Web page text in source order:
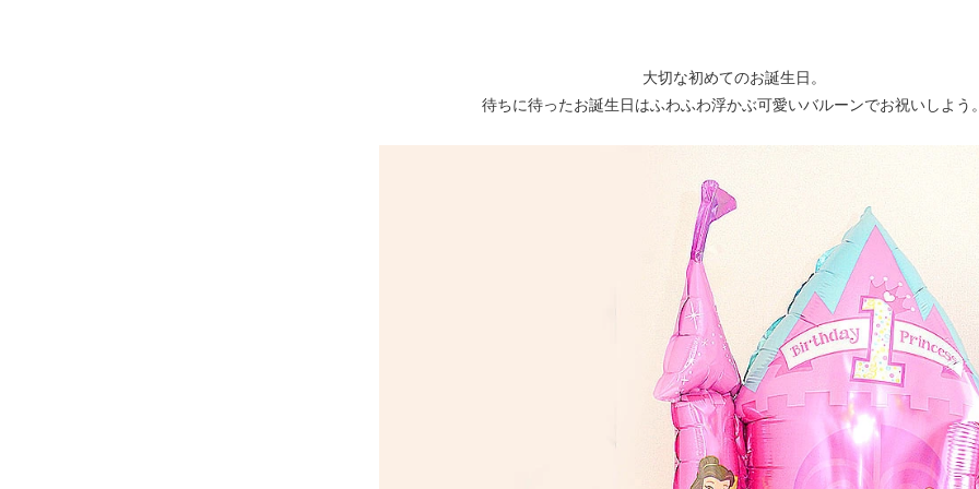
大切な初めてのお誕生日。
待ちに待ったお誕生日はふわふわ浮かぶ可愛いバルーンでお祝いしよう